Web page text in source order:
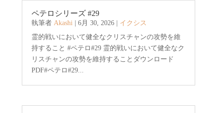
ペテロシリーズ #29
執筆者 Akashi| 6月 30, 2026| イクシス
霊的戦いにおいて健全なクリスチャンの攻勢を維
持すること #ペテロ#29 霊的戦いにおいて健全なク
リスチャンの攻勢を維持することダウンロード
PDF#ペテロ#29...